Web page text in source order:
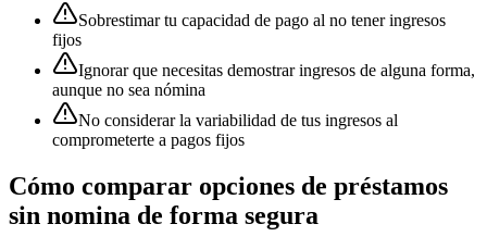
Sobrestimar tu capacidad de pago al no tener ingresos
fijos
Ignorar que necesitas demostrar ingresos de alguna forma,
aunque no sea nómina
No considerar la variabilidad de tus ingresos al
comprometerte a pagos fijos
Cómo comparar opciones de préstamos
sin nomina de forma segura